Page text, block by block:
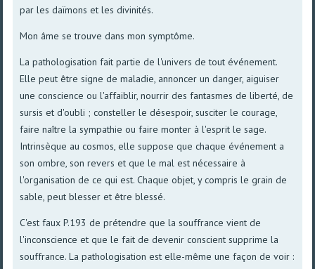
par les daïmons et les divinités.
Mon âme se trouve dans mon symptôme.
La pathologisation fait partie de l'univers de tout événement.
Elle peut être signe de maladie, annoncer un danger, aiguiser
une conscience ou l'affaiblir, nourrir des fantasmes de liberté, de
sursis et d'oubli ; consteller le désespoir, susciter le courage,
faire naître la sympathie ou faire monter à l'esprit le sage.
Intrinsèque au cosmos, elle suppose que chaque événement a
son ombre, son revers et que le mal est nécessaire à
l'organisation de ce qui est. Chaque objet, y compris le grain de
sable, peut blesser et être blessé.
C'est faux P.193 de prétendre que la souffrance vient de
l'inconscience et que le fait de devenir conscient supprime la
souffrance. La pathologisation est elle-même une façon de voir :